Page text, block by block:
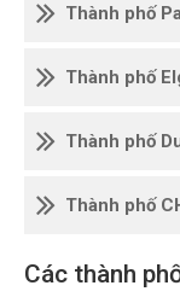
Thành phố
Thành phố
Thành phố
Thành phố
Các thành